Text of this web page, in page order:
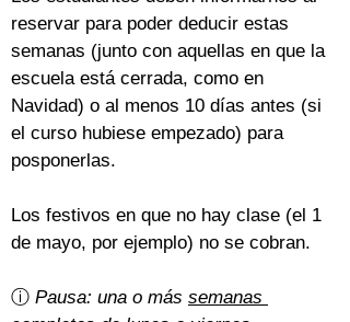
reservar para poder deducir estas
semanas (junto con aquellas en que la
escuela está cerrada, como en
Navidad) o al menos 10 días antes (si
el curso hubiese empezado) para
posponerlas.
Los festivos en que no hay clase (el 1
de mayo, por ejemplo) no se cobran.
ⓘ Pausa: una o más semanas